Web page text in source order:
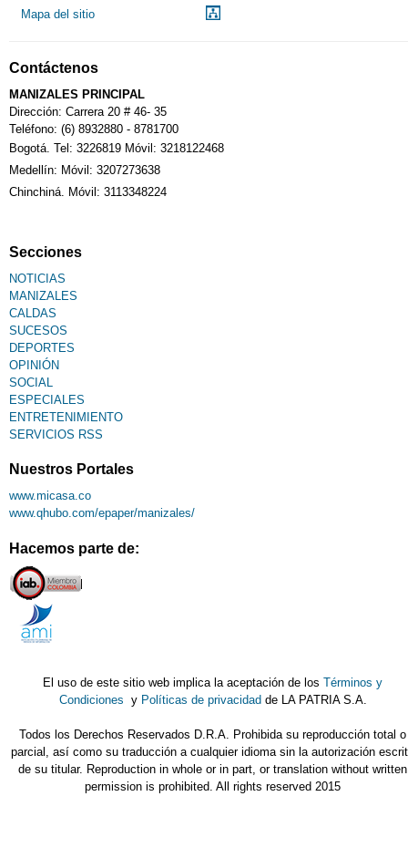
Calendario Tributario
Sudoku
Mapa del sitio
Contáctenos
MANIZALES PRINCIPAL
Dirección: Carrera 20 # 46- 35
Teléfono: (6) 8932880 - 8781700
Bogotá. Tel: 3226819 Móvil: 3218122468
Medellín: Móvil: 3207273638
Chinchiná. Móvil: 3113348224
Secciones
NOTICIAS
MANIZALES
CALDAS
SUCESOS
DEPORTES
OPINIÓN
SOCIAL
ESPECIALES
ENTRETENIMIENTO
SERVICIOS RSS
Nuestros Portales
www.micasa.co
www.qhubo.com/epaper/manizales/
Hacemos parte de:
El uso de este sitio web implica la aceptación de losTérminos y
Condiciones y Políticas de privacidad de LA PATRIA S.A.
Todos los Derechos Reservados D.R.A. Prohibida su reproducción total o
parcial, así como su traducción a cualquier idioma sin la autorización
de su titular. Reproduction in whole or in part, or translation without written
permission is prohibited. All rights reserved 2015